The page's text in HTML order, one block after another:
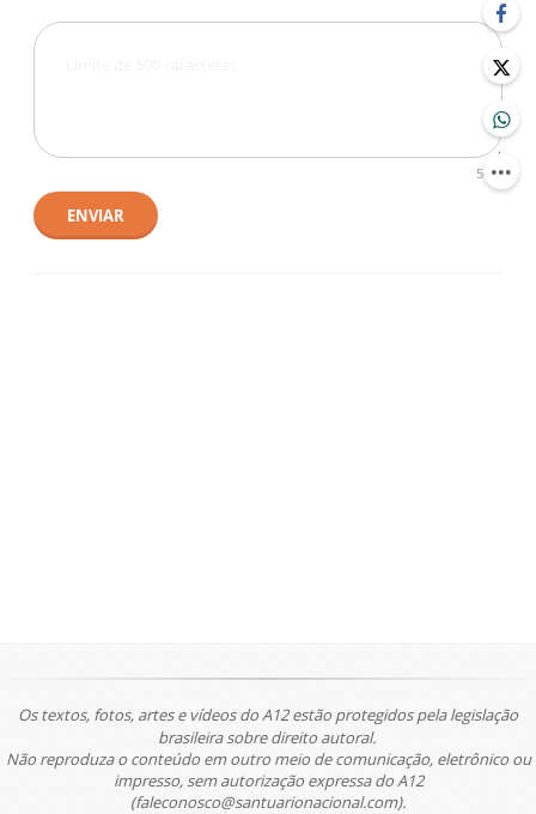
500
ENVIAR
Os textos, fotos, artes e vídeos do A12 estão protegidos pela legislação
brasileira sobre direito autoral.
Não reproduza o conteúdo em outro meio de comunicação, eletrônico ou
impresso, sem autorização expressa do A12
(faleconosco@santuarionacional.com).